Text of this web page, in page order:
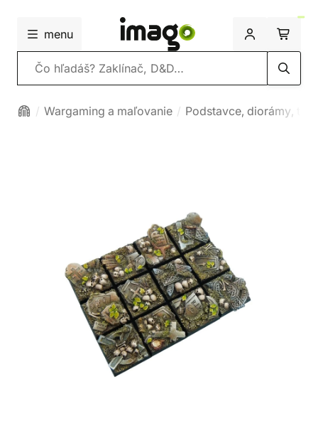
menu
Vyhľadávanie
Wargaming a maľovanie Podstavce, diorámy,